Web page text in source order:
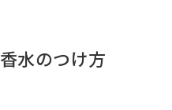
水のつけ方